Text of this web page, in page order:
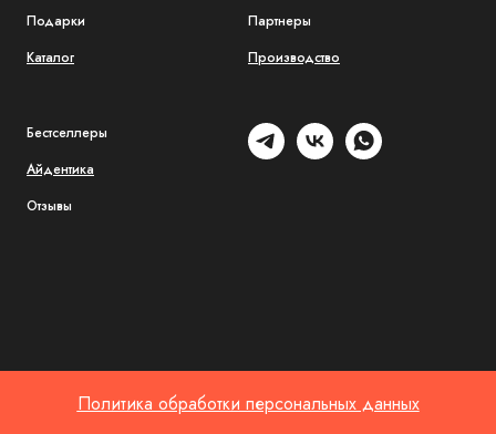
Подарки
Каталог
Партнеры
Производство
Бестселлеры
Айдентика
Отзывы
Политика обработки персональных данных